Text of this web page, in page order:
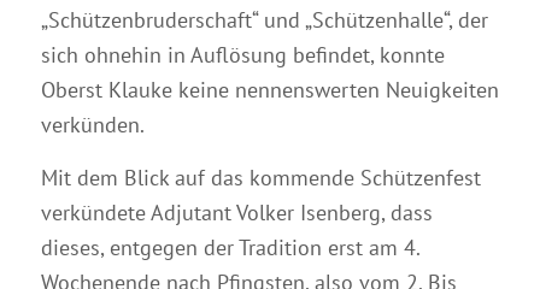
„Schützenbruderschaft“ und „Schützenhalle“, der
sich ohnehin in Auflösung befindet, konnte
Oberst Klauke keine nennenswerten Neuigkeiten
verkünden.
Mit dem Blick auf das kommende Schützenfest
verkündete Adjutant Volker Isenberg, dass
dieses, entgegen der Tradition erst am 4.
Wochenende nach Pfingsten, also vom 2. Bis